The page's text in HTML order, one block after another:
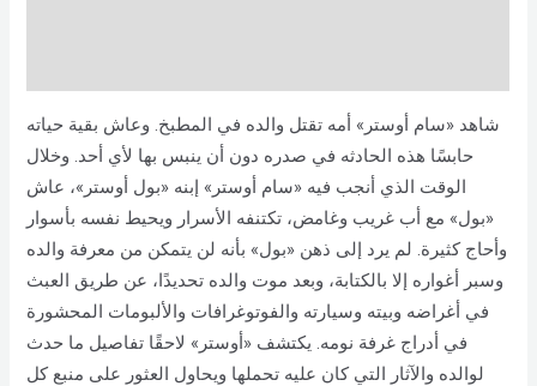
شاهد «سام أوستر» أمه تقتل والده في المطبخ. وعاش بقية حياته
حابسًا هذه الحادثه في صدره دون أن ينبس بها لأي أحد. وخلال
الوقت الذي أنجب فيه «سام أوستر» إبنه «بول أوستر»، عاش
«بول» مع أب غريب وغامض، تكتنفه الأسرار ويحيط نفسه بأسوار
وأحاج كثيرة. لم يرد إلى ذهن «بول» بأنه لن يتمكن من معرفة والده
وسبر أغواره إلا بالكتابة، وبعد موت والده تحديدًا، عن طريق العبث
في أغراضه وبيته وسيارته والفوتوغرافات والألبومات المحشورة
في أدراج غرفة نومه. يكتشف «أوستر» لاحقًا تفاصيل ما حدث
لوالده والآثار التي كان عليه تحملها ويحاول العثور على منبع كل